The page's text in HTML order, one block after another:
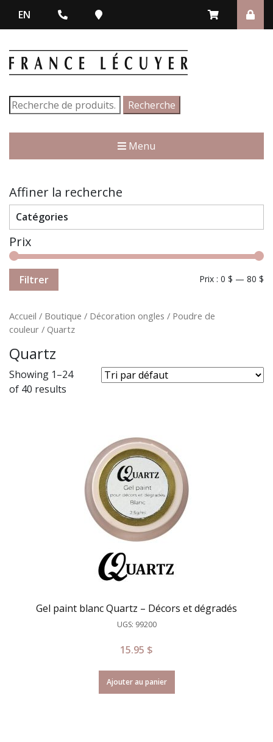
EN
Recherche
pour :
Recherche
Menu
Affiner la recherche
Catégories
Prix
Filtrer Prix : 0 $ — 80 $
Accueil / Boutique / Décoration ongles / Poudre de
couleur / Quartz
Quartz
Showing 1–24
of 40 results
Gel paint blanc Quartz – Décors et dégradés
UGS: 99200
15.95 $
Ajouter au panier